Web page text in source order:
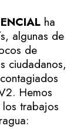
ha
algunas de
de
ciudadanos,
Hemos
trabajos